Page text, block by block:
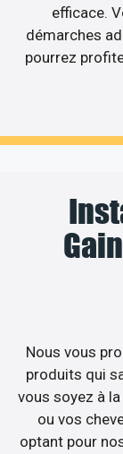
efficace.
démarches
pourrez
Nous vous
produits qui
vous soyez à
ou vos
optant pour